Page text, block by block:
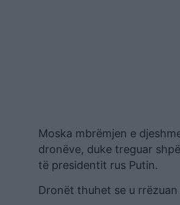
Moska mbrëmjen e
dronëve, duke treguar
të presidentit rus Putin.
Dronët thuhet se u